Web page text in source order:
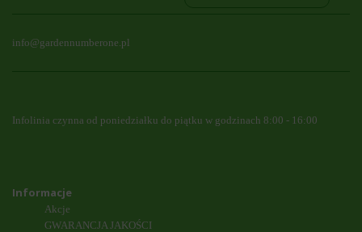
info@gardennumberone.pl
Infolinia czynna od poniedziałku do piątku w godzinach 8:00 - 16:00
Informacje
Akcje
GWARANCJA JAKOŚCI